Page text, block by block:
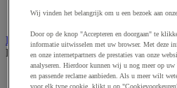
Accessoires voor zaag
Elektrische toebehoren en verlichting
Bekijk de hele productgroep
Accessoires voor elektrisch
Wij vinden het belangrijk om u een bezoek aan
Door op de knop "Accepteren en doorgaan" te
informatie uitwisselen met uw browser. Met deze
en onze internetpartners de prestaties van onze
analyseren. Hierdoor kunnen wij u nog meer op uw
en passende reclame aanbieden. Als u meer wilt
voor elk type cookie, klikt u op